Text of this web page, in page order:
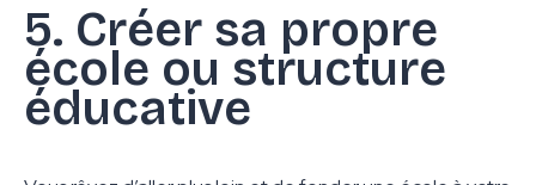
5. Créer sa propre
école ou structure
éducative